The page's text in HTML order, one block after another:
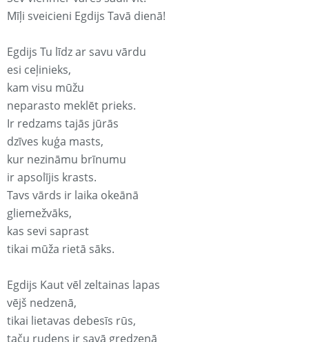
Mīļi sveicieni Egdijs Tavā dienā!
Egdijs Tu līdz ar savu vārdu
esi ceļinieks,
kam visu mūžu
neparasto meklēt prieks.
Ir redzams tajās jūrās
dzīves kuģa masts,
kur nezināmu brīnumu
ir apsolījis krasts.
Tavs vārds ir laika okeānā
gliemežvāks,
kas sevi saprast
tikai mūža rietā sāks.
Egdijs Kaut vēl zeltainas lapas
vējš nedzenā,
tikai lietavas debesīs rūs,
taču rudens ir savā gredzenā